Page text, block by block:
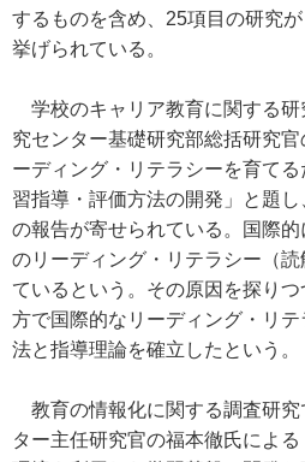
するものを含め、25項目の研究が
挙げられている。
学校のキャリア教育に関する研
究センター基礎研究部総括研究
ーディング・リテラシーを育て
習指導・評価方法の開発」と題
の報告が寄せられている。国際
のリーディング・リテラシー（
ているという。その原因を探り
方で国際的なリーディング・リ
法と指導理論を確立したという。
教育の情報化に関する調査研究
ター主任研究官の福本徹氏によ